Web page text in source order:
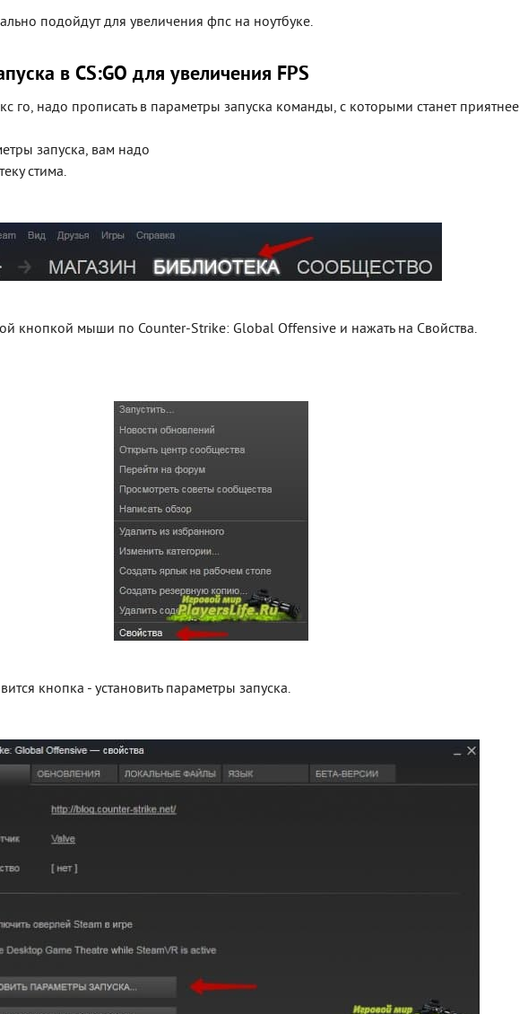
подойдут для увеличения фпс на ноутбуке.
в CS:GO для увеличения FPS
го, надо прописать в параметры запуска команды, с которыми станет приятнее
запуска, вам надо
стима.
кнопкой мыши по Counter-Strike: Global Offensive и нажать на Свойства.
кнопка - установить параметры запуска.